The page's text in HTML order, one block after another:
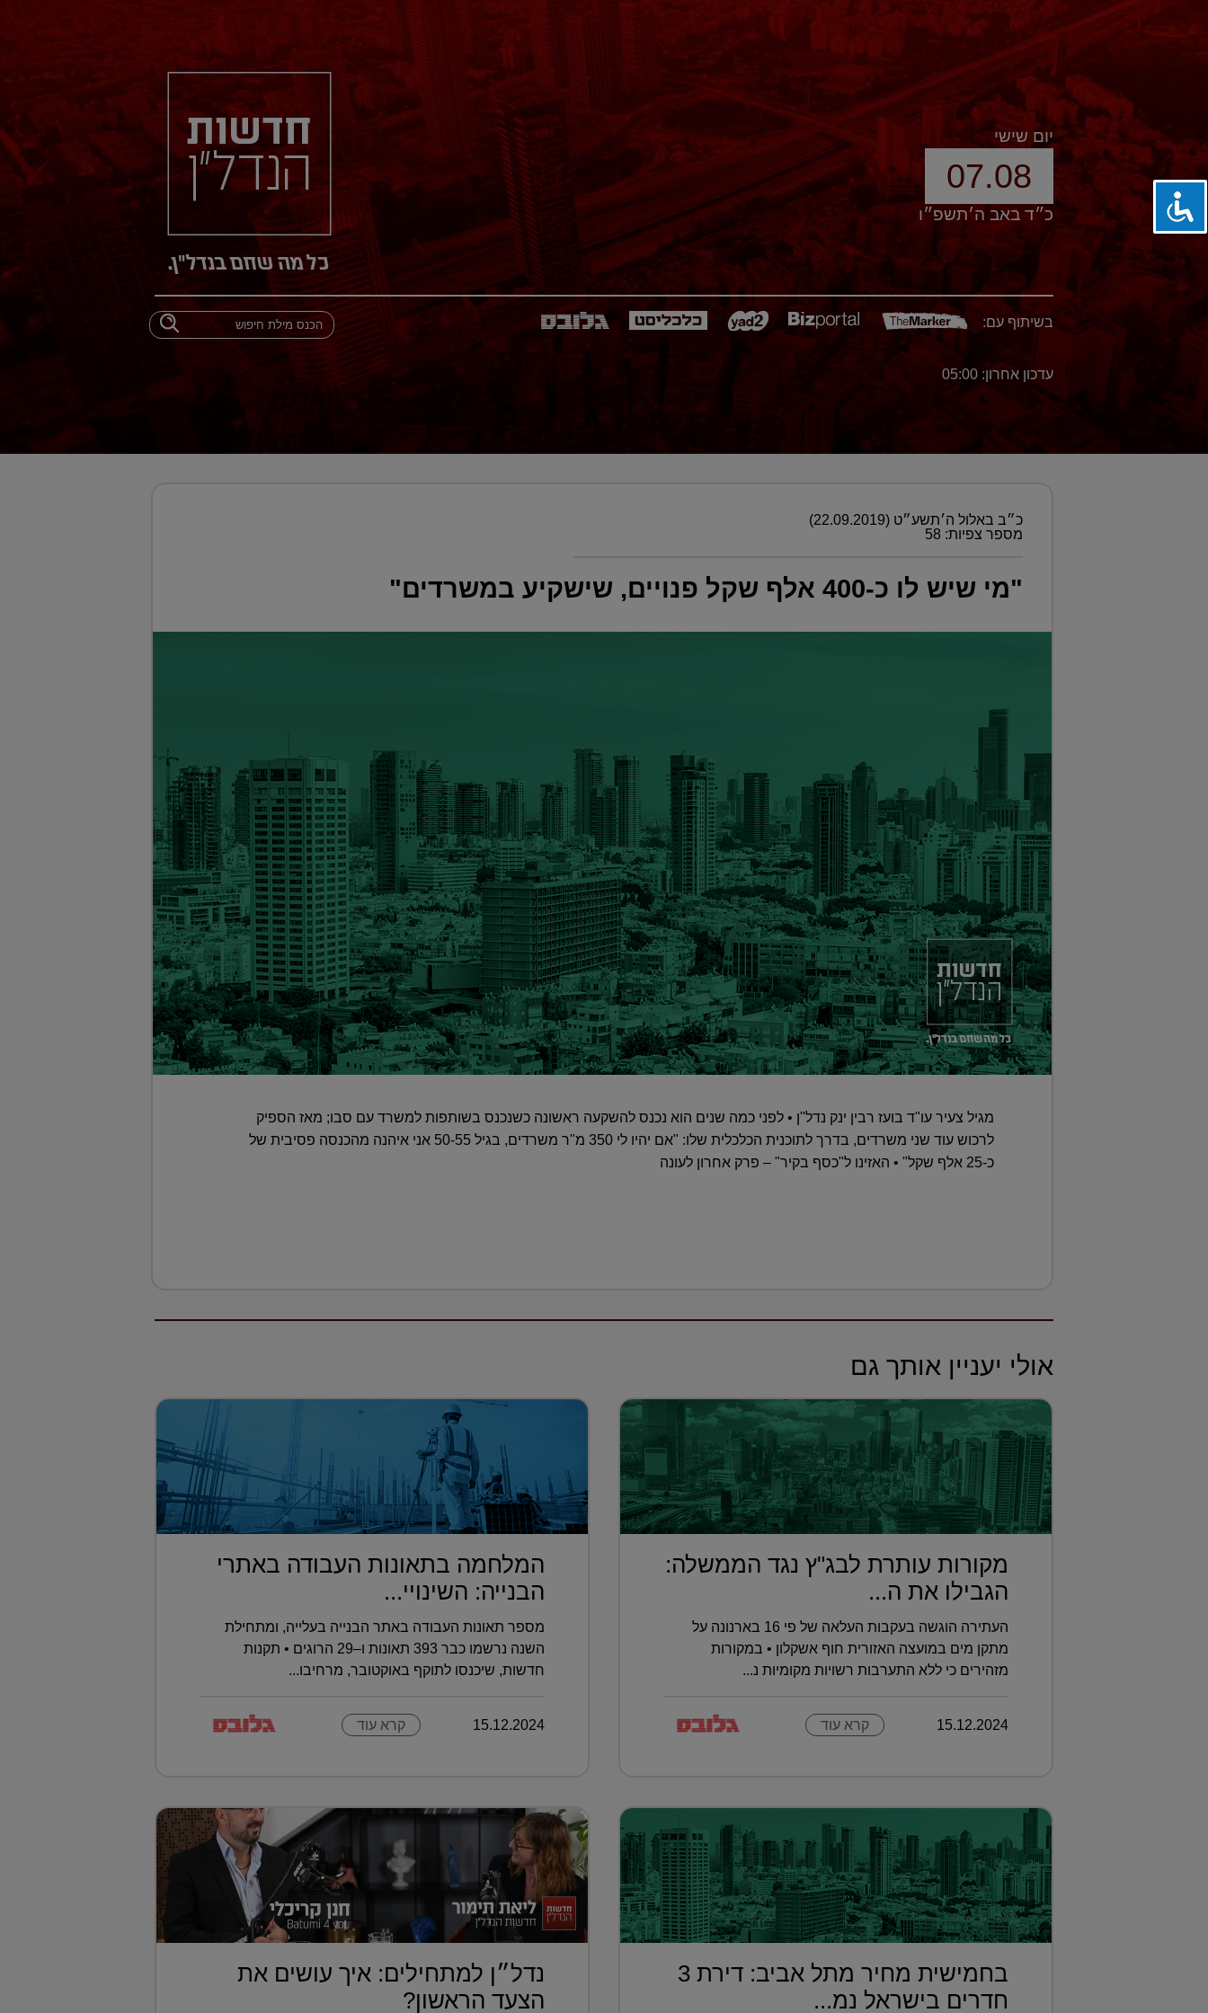
יום שישי
07.08
כ״ד באב ה׳תשפ״ו
בשיתוף עם:
עדכון אחרון: 05:00
כ״ב באלול ה׳תשע״ט (22.09.2019)
מספר צפיות: 58
"מי שיש לו כ-400 אלף שקל פנויים, שישקיע במשרדים"
מגיל צעיר עו"ד בועז רבין ינק נדל"ן • לפני כמה שנים הוא נכנס להשקעה ראשונה כשנכנס בשותפות למשרד עם סבו; מאז הספיק
לרכוש עוד שני משרדים, בדרך לתוכנית הכלכלית שלו: "אם יהיו לי 350 מ"ר משרדים, בגיל 50-55 אני איהנה מהכנסה פסיבית של
כ-25 אלף שקל" • האזינו ל"כסף בקיר" – פרק אחרון לעונה
אולי יעניין אותך גם
מקורות עותרת לבג"ץ נגד הממשלה:
הגבילו את ה...
העתירה הוגשה בעקבות העלאה של פי 16 בארנונה על
מתקן מים במועצה האזורית חוף אשקלון • במקורות
מזהירים כי ללא התערבות רשויות מקומיות נ...
15.12.2024 קרא עוד
המלחמה בתאונות העבודה באתרי
הבנייה: השינויי...
מספר תאונות העבודה באתר הבנייה בעלייה, ומתחילת
השנה נרשמו כבר 393 תאונות ו–29 הרוגים • תקנות
חדשות, שיכנסו לתוקף באוקטובר, מרחיבו...
15.12.2024 קרא עוד
בחמישית מחיר מתל אביב: דירת 3
חדרים בישראל נמ...
נדל״ן למתחילים: איך עושים את
הצעד הראשון?